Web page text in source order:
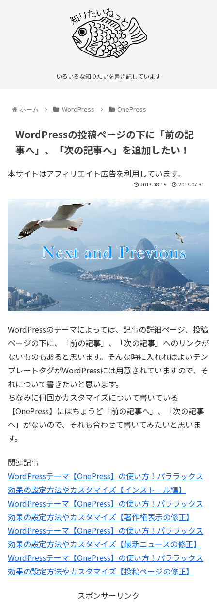
いろいろな知りたいを書き記しています
ホーム WordPress OnePress
WordPressの投稿ページの下に「前の記
事へ」、「次の記事へ」を追加したい！
本サイトはアフィリエイト広告を利用しています。
2017.08.15 2017.07.31
WordPressのテーマによっては、記事の詳細ページ、投稿
ページの下に、「前の記事」、「次の記事」へのリンクが
ないものもあると思います。そんな時に入れればよいテン
プレートタグがWordPressには用意されていますので、そ
れについて書きたいと思います。
ちなみに何回かカスタマイズについて書いている
【OnePress】にはちょうど「前の記事へ」、「次の記事
へ」がないので、それも合わせて書いてみたいと思いま
す。
関連記事
WordPressテーマ【OnePress】の使い方！パララックス
効果の設定方法やカスタマイズ【インストール編】
WordPressテーマ【OnePress】の使い方！パララックス
効果の設定方法やカスタマイズ【著作権表示の修正】
WordPressテーマ【OnePress】の使い方！パララックス
効果の設定方法やカスタマイズ【最新ニュースの修正】
WordPressテーマ【OnePress】の使い方！パララックス
効果の設定方法やカスタマイズ【投稿ページの修正】
スポンサーリンク